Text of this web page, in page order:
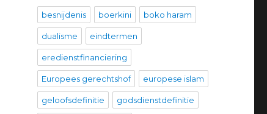
besnijdenis boerkini boko haram
dualisme eindtermen
eredienstfinanciering
Europees gerechtshof europese islam
geloofsdefinitie godsdienstdefinitie